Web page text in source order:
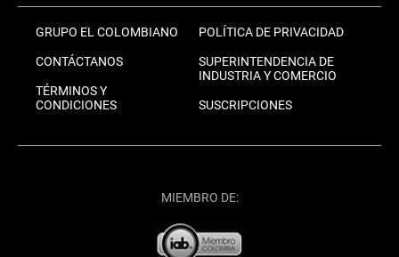
GRUPO EL COLOMBIANO
CONTÁCTANOS
TÉRMINOS Y
CONDICIONES
POLÍTICA DE PRIVACIDAD
SUPERINTENDENCIA DE
INDUSTRIA Y COMERCIO
SUSCRIPCIONES
MIEMBRO DE: